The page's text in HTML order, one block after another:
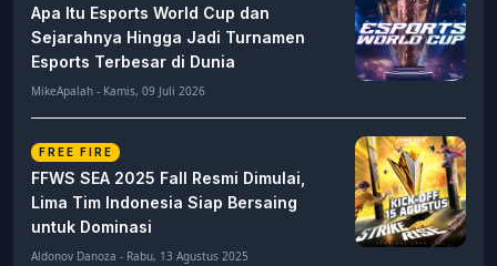
Apa Itu Esports World Cup dan
Sejarahnya Hingga Jadi Turnamen
Esports Terbesar di Dunia
MikeApalah - Kamis, 09 Juli 2026
FREE FIRE
FFWS SEA 2025 Fall Resmi Dimulai,
Lima Tim Indonesia Siap Bersaing
untuk Dominasi
Aldonov Danoza - Rabu, 13 Agustus 2025